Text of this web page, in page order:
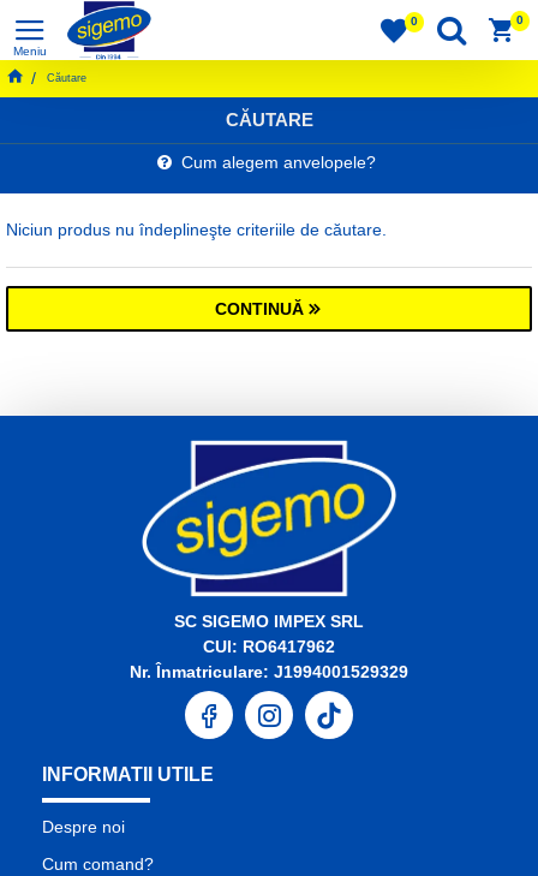
0 0
Căutare
CĂUTARE
Cum alegem anvelopele?
Niciun produs nu îndeplineşte criteriile de căutare.
CONTINUĂ
SC SIGEMO IMPEX SRL
CUI: RO6417962
Nr. Înmatriculare: J1994001529329
INFORMATII UTILE
Despre noi
Cum comand?